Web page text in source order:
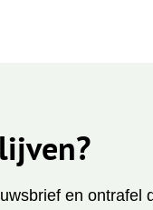
en ontrafel